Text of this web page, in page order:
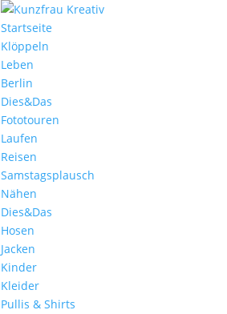
Startseite
Klöppeln
Leben
Berlin
Dies&Das
Fototouren
Laufen
Reisen
Samstagsplausch
Nähen
Dies&Das
Hosen
Jacken
Kinder
Kleider
Pullis & Shirts